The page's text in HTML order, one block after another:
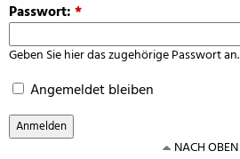
Passwort:*
Geben Sie hier das zugehörige Passwort an.
Angemeldet bleiben
NACH OBEN